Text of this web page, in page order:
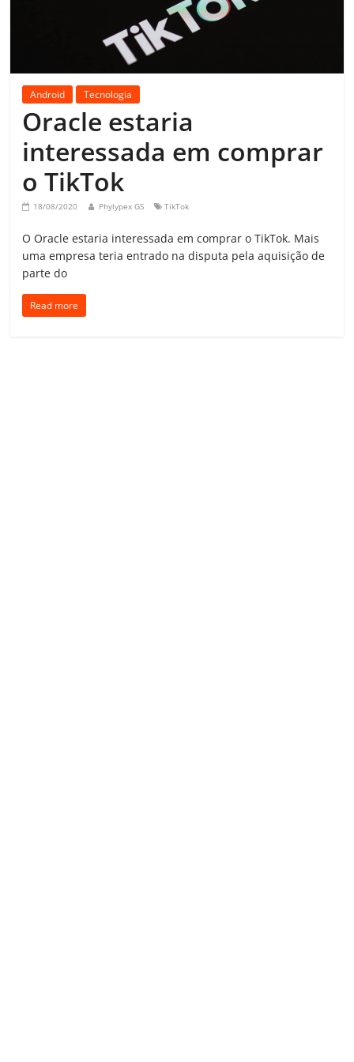
Android Tecnologia
Oracle estaria
interessada em comprar
o TikTok
18/08/2020 Phylypex GS TikTok
O Oracle estaria interessada em comprar o TikTok. Mais
uma empresa teria entrado na disputa pela aquisição de
parte do
Read more